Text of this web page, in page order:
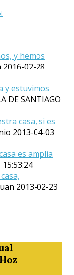
y hemos
2016-02-28
y estuvimos
DE SANTIAGO
casa, si es
2013-04-03
es amplia
2013-02-23